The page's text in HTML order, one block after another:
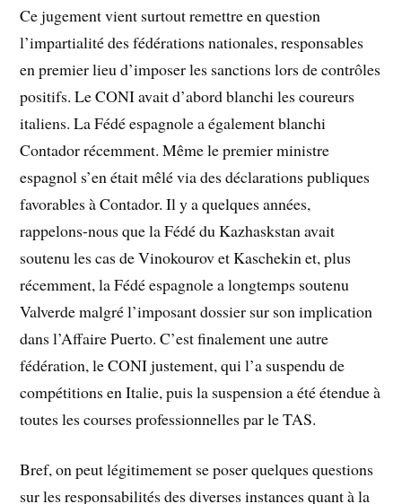
Ce jugement vient surtout remettre en question
l’impartialité des fédérations nationales, responsables
en premier lieu d’imposer les sanctions lors de contrôles
positifs. Le CONI avait d’abord blanchi les coureurs
italiens. La Fédé espagnole a également blanchi
Contador récemment. Même le premier ministre
espagnol s’en était mêlé via des déclarations publiques
favorables à Contador. Il y a quelques années,
rappelons-nous que la Fédé du Kazhaskstan avait
soutenu les cas de Vinokourov et Kaschekin et, plus
récemment, la Fédé espagnole a longtemps soutenu
Valverde malgré l’imposant dossier sur son implication
dans l’Affaire Puerto. C’est finalement une autre
fédération, le CONI justement, qui l’a suspendu de
compétitions en Italie, puis la suspension a été étendue à
toutes les courses professionnelles par le TAS.
Bref, on peut légitimement se poser quelques questions
sur les responsabilités des diverses instances quant à la